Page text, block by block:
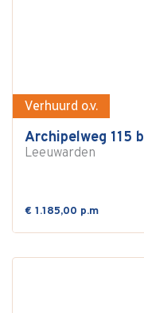
Verhuurd o.v.
Archipelweg 115 b
Leeuwarden
€ 1.185,00 p.m